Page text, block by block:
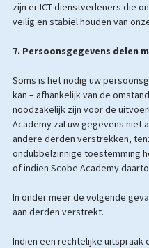
zijn er ICT-dienstverleners die
veilig en stabiel houden van
7. Persoonsgegevens delen
Soms is het nodig uw
kan – afhankelijk van de
noodzakelijk zijn voor de
Academy zal uw gegevens niet
andere derden verstrekken,
ondubbelzinnige toestemming
of indien Scobe Academy
In onder meer de volgende
aan derden verstrekt.
Indien een rechtelijke